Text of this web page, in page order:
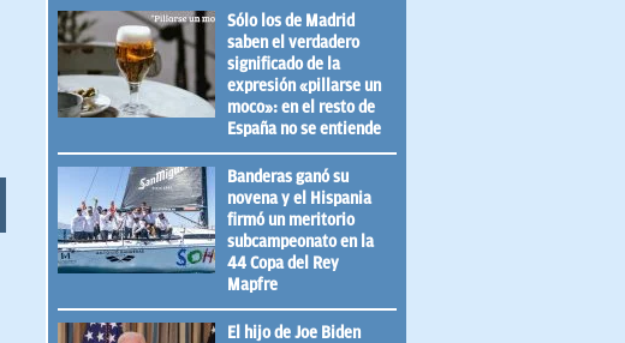
Sólo los de Madrid
saben el verdadero
significado de la
expresión «pillarse un
moco»: en el resto de
España no se entiende
Banderas ganó su
novena y el Hispania
firmó un meritorio
subcampeonato en la
44 Copa del Rey
Mapfre
El hijo de Joe Biden